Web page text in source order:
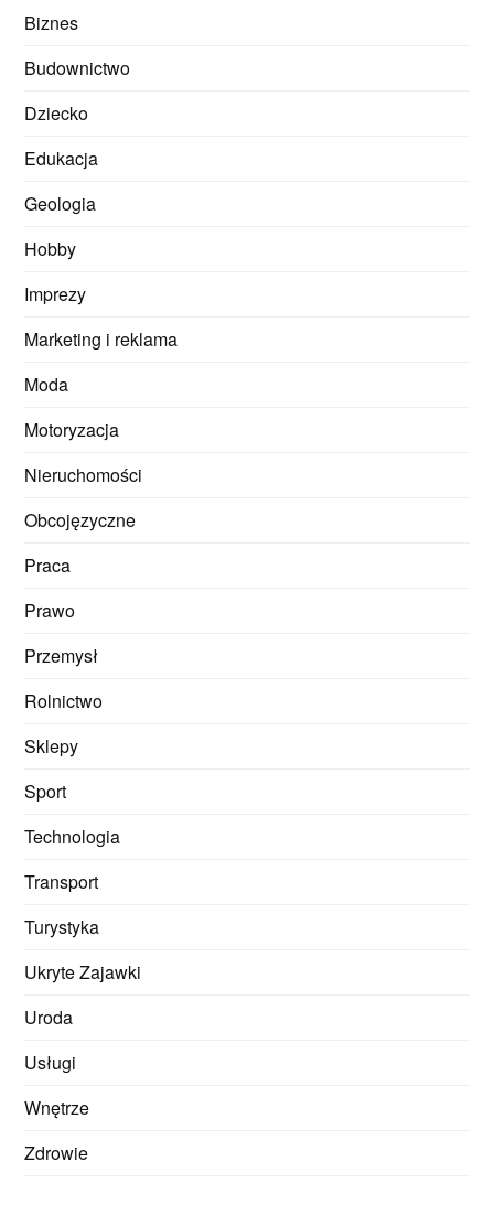
Biznes
Budownictwo
Dziecko
Edukacja
Geologia
Hobby
Imprezy
Marketing i reklama
Moda
Motoryzacja
Nieruchomości
Obcojęzyczne
Praca
Prawo
Przemysł
Rolnictwo
Sklepy
Sport
Technologia
Transport
Turystyka
Ukryte Zajawki
Uroda
Usługi
Wnętrze
Zdrowie